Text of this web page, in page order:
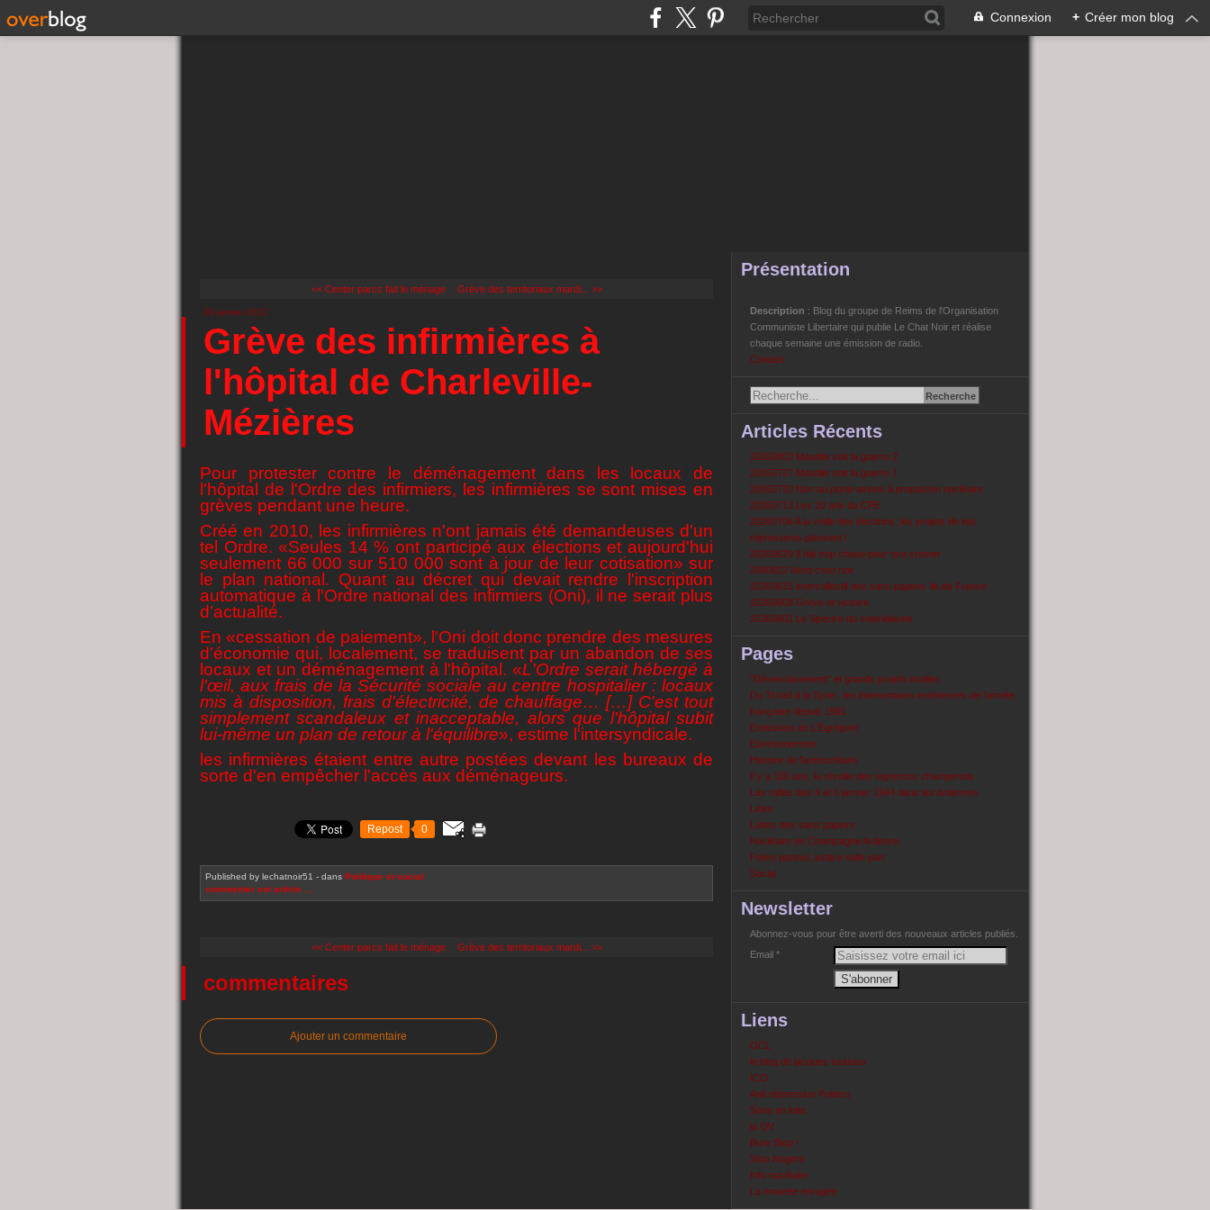
Connexion + Créer mon blog
<< Center parcs fait le ménage Grève des territoriaux mardi... >>
29 janvier 2012
Grève des infirmières à
l'hôpital de Charleville-
Mézières
Pour protester contre le déménagement dans les locaux de
l'hôpital de l'Ordre des infirmiers, les infirmières se sont mises en
grèves pendant une heure.
Créé en 2010, les infirmières n'ont jamais été demandeuses d'un
tel Ordre. «Seules 14 % ont participé aux élections et aujourd'hui
seulement 66 000 sur 510 000 sont à jour de leur cotisation» sur
le plan national. Quant au décret qui devait rendre l'inscription
automatique à l'Ordre national des infirmiers (Oni), il ne serait plus
d'actualité.
En «cessation de paiement», l'Oni doit donc prendre des mesures
d'économie qui, localement, se traduisent par un abandon de ses
locaux et un déménagement à l'hôpital. «L'Ordre serait hébergé à
l'œil, aux frais de la Sécurité sociale au centre hospitalier : locaux
mis à disposition, frais d'électricité, de chauffage… […] C'est tout
simplement scandaleux et inacceptable, alors que l'hôpital subit
lui-même un plan de retour à l'équilibre», estime l'intersyndicale.
les infirmières étaient entre autre postées devant les bureaux de
sorte d'en empêcher l'accès aux déménageurs.
Repost 0
Published by lechatnoir51 - dans Politique et social
commenter cet article
<< Center parcs fait le ménage Grève des territoriaux mardi... >>
commentaires
Ajouter un commentaire
Présentation
Description : Blog du groupe de Reims de l'Organisation
Communiste Libertaire qui publie Le Chat Noir et réalise
chaque semaine une émission de radio.
Contact
Articles Récents
20260803 Maudite soit la guerre 2
20260727 Maudite soit la guerre 1
20260720 Non au porte-avions à propulsion nucléaire
20260713 Les 20 ans du CPE
20260706 A la veille des élections, les projets de lois
répressives pleuvent !
20260629 Il fait trop chaud pour tout cramer
2060622 Nord c’est noir
20260615 Intercollectif des sans papiers Ile de France
20260608 Grève et victoire
20260601 Le Spectre du colonialisme
Pages
‘‘Désenclavement’’ et grands projets inutiles
Du Tchad à la Syrie : les interventions extérieures de l’armée
française depuis 1981
Emissions de L'Egrégore
Environnement
Histoire de l'antinucléaire
Il y a 100 ans, la révolte des vignerons champenois
Les rafles des 4 et 6 janvier 1944 dans les Ardennes
Links
Luttes des sans papiers
Nucléaire en Champagne Ardenne
Police partout, justice nulle part
Social
Newsletter
Abonnez-vous pour être averti des nouveaux articles publiés.
Email
Liens
OCL
le blog de jacques tourtaux
ICO
Anti répression Poitiers
Sons en lutte
la QV
Bure Stop !
Stop Nogent
Info nucléaire
La mouette enragée